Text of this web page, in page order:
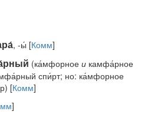
, -ы́ [Комм]
(ка́мфорное и камфа́рное
спи́рт; но: ка́мфорное
[Комм]
]